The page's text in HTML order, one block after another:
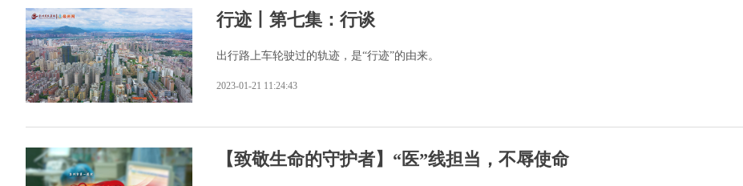
行迹丨第七集：行谈
出行路上车轮驶过的轨迹，是“行迹”的由来。
2023-01-21 11:24:43
【致敬生命的守护者】“医”线担当，不辱使命